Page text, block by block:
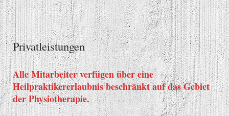
Privatleistungen
Alle Mitarbeiter verfügen über eine
Heilpraktikererlaubnisbeschränkt auf das Gebiet
der Physiotherapie.